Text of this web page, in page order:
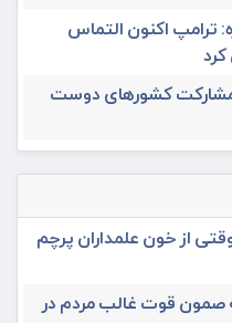
ترامپ اکنون التماس
مشارکت کشورهای دوست
از خون علمداران پرچم
صمون قوت غالب مردم در